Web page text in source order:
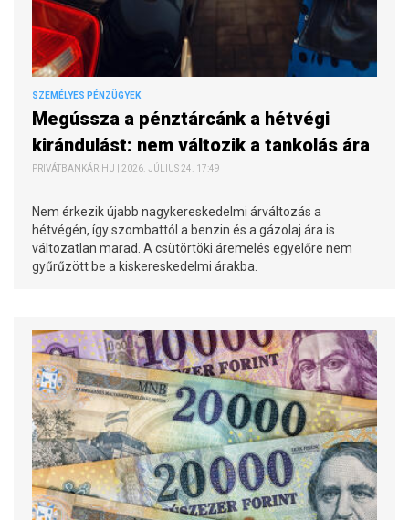
SZEMÉLYES PÉNZÜGYEK
Megússza a pénztárcánk a hétvégi
kirándulást: nem változik a tankolás ára
PRIVÁTBANKÁR.HU | 2026. JÚLIUS 24. 17:49
Nem érkezik újabb nagykereskedelmi árváltozás a
hétvégén, így szombattól a benzin és a gázolaj ára is
változatlan marad. A csütörtöki áremelés egyelőre nem
gyűrűzött be a kiskereskedelmi árakba.